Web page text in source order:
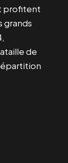
profitent
grands
de